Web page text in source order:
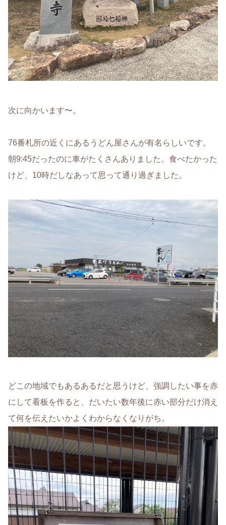
次に向かいます〜。
76番札所の近くにあるうどん屋さんが有名らしいです。
朝9:45だったのに車がたくさんありました。食べたかった
けど、10時だしなあって思って通り過ぎました。
どこの地域でもあるあるだと思うけど、強調したい事を赤
にして看板を作ると、だいたい数年後に赤い部分だけ消え
て何を伝えたいかよくわからなくなりがち。